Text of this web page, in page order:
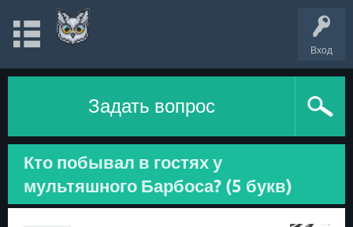
Вход
Задать вопрос
Кто побывал в гостях у
мультяшного Барбоса? (5 букв)